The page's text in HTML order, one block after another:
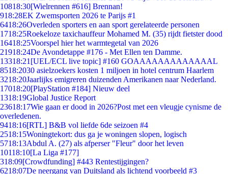
10818:30[Wielrennen #616] Brennan!
918:28EK Zwemsporten 2026 te Parijs #1
6418:26Overleden sporters en aan sport gerelateerde personen
1718:25Roekeloze taxichauffeur Mohamed M. (35) rijdt fietster dood
16418:25Voorspel hier het warmtegetal van 2026
21918:24De Avondetappe #176 - Met Ellen ten Damme.
13318:21 [UEL/ECL live topic] #160 GOAAAAAAAAAAAAAL
8518:2030 asielzoekers kosten 1 miljoen in hotel centrum Haarlem
3218:20Jaarlijks emigreren duizenden Amerikanen naar Nederland.
17018:20[PlayStation #184] Nieuw deel
1318:19Global Justice Report
23618:17Wie gaan er dood in 2026?Post met een vleugje cynisme de
overledenen.
9418:16[RTL] B&B vol liefde 6de seizoen #4
2518:15Woningtekort: dus ga je woningen slopen, logisch
5718:13Abdul A. (27) als afperser "Fleur" door het leven
10118:10[La Liga #177]
318:09[Crowdfunding] #443 Rentestijgingen?
6218:07De neergang van Duitsland als lichtend voorbeeld #3